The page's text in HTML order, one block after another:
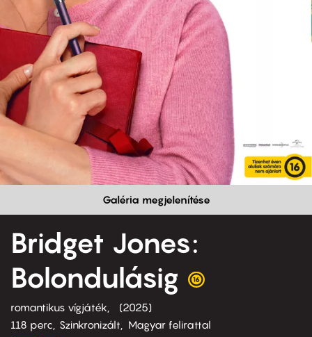
Galéria megjelenítése
Bridget Jones:
Bolondulásig
romantikus vígjáték
2025
118 perc,
Szinkronizált Magyar felirattal